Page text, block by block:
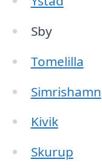
Sby
Tomelilla
Simrishamn
Kivik
Skurup